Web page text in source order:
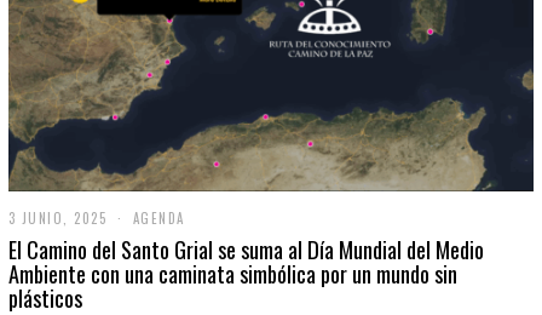
3 JUNIO, 2025
J
U
N
AGENDA
El Camino del Santo Grial se suma al Día Mundial del Medio
Ambiente con una caminata simbólica por un mundo sin
plásticos